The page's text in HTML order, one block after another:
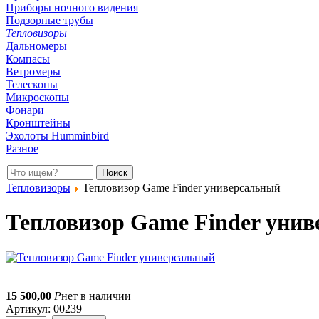
Приборы ночного видения
Подзорные трубы
Тепловизоры
Дальномеры
Компасы
Ветромеры
Телескопы
Микроскопы
Фонари
Кронштейны
Эхолоты Humminbird
Разное
Тепловизоры Тепловизор Game Finder универсальный
Тепловизор Game Finder
15 500,00 Рнет в наличии
Артикул: 00239